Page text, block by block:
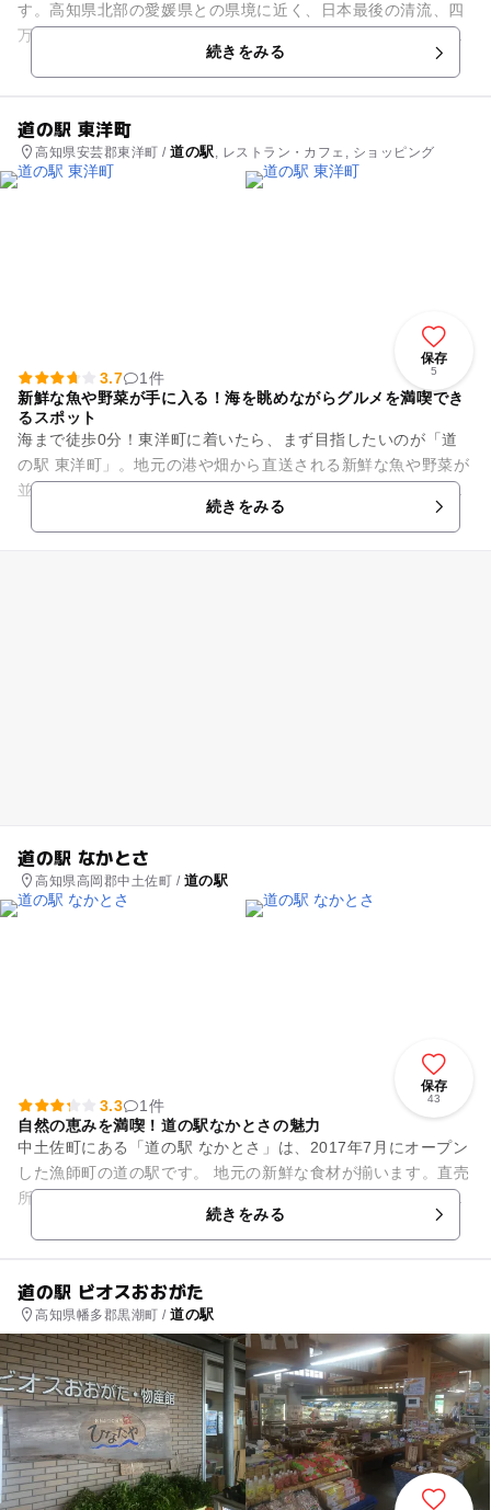
す。高知県北部の愛媛県との県境に近く、日本最後の清流、四
万十川の源流点に近接しています。敷地内の展望所からは茶畑
や桜並木の光景が広がりま...続きをみる
道の駅 東洋町
高知県安芸郡東洋町 /道の駅, レストラン・カフェ, ショッピング
保存
5
3.7
1件
新鮮な魚や野菜が手に入る！海を眺めながらグルメを満喫でき
るスポット
海まで徒歩0分！東洋町に着いたら、まず目指したいのが「道
の駅 東洋町」。地元の港や畑から直送される新鮮な魚や野菜が
並びます。直売所で購入した新鮮なお魚はその場で調理！オリ
ジナルの刺身定食をいただ...続きをみる
道の駅 なかとさ
高知県高岡郡中土佐町 / 道の駅
保存
43
3.3
1件
自然の恵みを満喫！道の駅なかとさの魅力
中土佐町にある「道の駅 なかとさ」は、2017年7月にオープン
した漁師町の道の駅です。 地元の新鮮な食材が揃います。直売
所「マルシェなかとさ」では、漁師が持ち込む新鮮な魚や、地
続きをみる
道の駅 ビオスおおがた
高知県幡多郡黒潮町 /道の駅